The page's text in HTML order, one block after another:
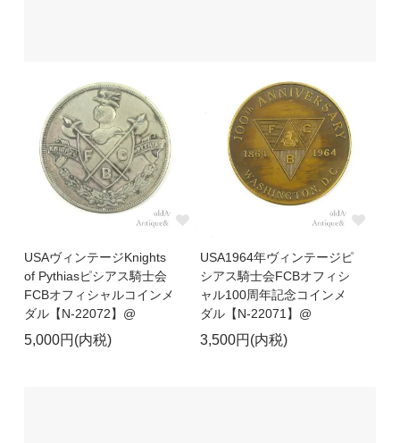
USAヴィンテージKnights
of Pythiasピシアス騎士会
FCBオフィシャルコインメ
ダル【N-22072】@
5,000円(内税)
USA1964年ヴィンテージピ
シアス騎士会FCBオフィシ
ャル100周年記念コインメ
ダル【N-22071】@
3,500円(内税)